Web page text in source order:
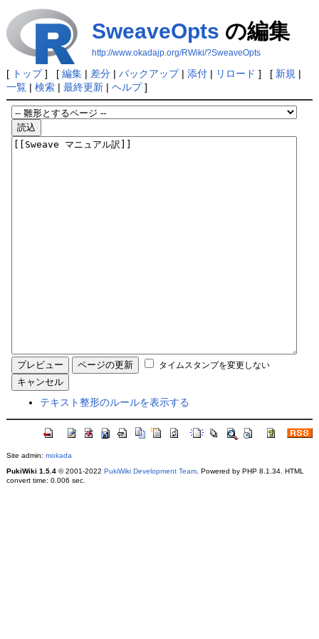
SweaveOpts の編集
http://www.okadajp.org/RWiki/?SweaveOpts
[ トップ] [ 編集| 差分| バックアップ| 添付| リロード ] [ 新規 |
一覧| 検索| 最終更新| ヘルプ]
タイムスタンプを変更しない
テキスト整形のルールを表示する
Site admin: mokada
PukiWiki 1.5.4© 2001-2022 PukiWiki Development Team. Powered by PHP 8.1.34. HTML
convert time: 0.006 sec.